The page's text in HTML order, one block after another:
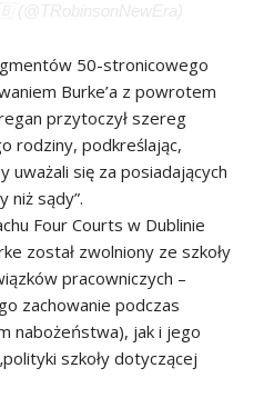
50-stronicowego
Burke’a z powrotem
przytoczył szereg
rodziny, podkreślając,
uważali się za posiadających
niż sądy”.
Four Courts w Dublinie
został zwolniony ze szkoły
pracowniczych –
zachowanie podczas
nabożeństwa), jak i jego
szkoły dotyczącej